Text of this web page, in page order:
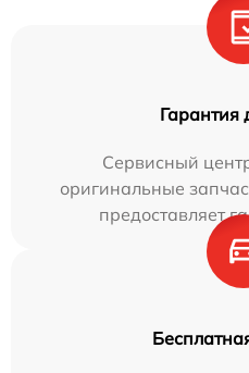
Гарантия
Сервисный
оригинальные
предоставляет